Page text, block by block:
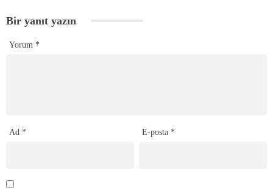
Bir yanıt yazın
Yorum *
Ad * E-posta *